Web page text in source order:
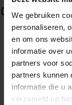
We gebruiken
personaliseren,
en om ons
informatie over
partners voor
partners kunnen
informatie die u
verzameld op
Over Liz de Bie
kennis en
organiseer events
terrein van